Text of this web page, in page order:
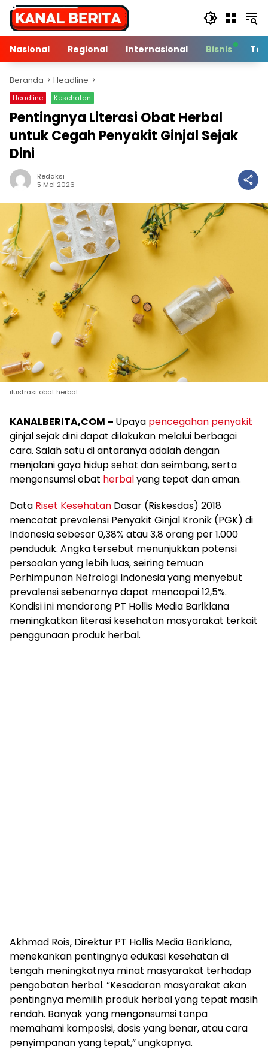
Langsung
konten
Nasional
Regional Internasional Bisnis
Beranda Headline
Headline Kesehatan
Pentingnya Literasi Obat Herbal
untuk Cegah Penyakit Ginjal Sejak
Dini
Redaksi
5 Mei 2026
ilustrasi obat herbal
KANALBERITA,COM – Upaya pencegahan penyakit
ginjal sejak dini dapat dilakukan melalui berbagai
cara. Salah satu di antaranya adalah dengan
menjalani gaya hidup sehat dan seimbang, serta
mengonsumsi obat herbalyang tepat dan aman.
Data Riset Kesehatan Dasar (Riskesdas) 2018
mencatat prevalensi Penyakit Ginjal Kronik (PGK) di
Indonesia sebesar 0,38% atau 3,8 orang per 1.000
penduduk. Angka tersebut menunjukkan potensi
persoalan yang lebih luas, seiring temuan
Perhimpunan Nefrologi Indonesia yang menyebut
prevalensi sebenarnya dapat mencapai 12,5%.
Kondisi ini mendorong PT Hollis Media Bariklana
meningkatkan literasi kesehatan masyarakat terkait
penggunaan produk herbal.
Akhmad Rois, Direktur PT Hollis Media Bariklana,
menekankan pentingnya edukasi kesehatan di
tengah meningkatnya minat masyarakat terhadap
pengobatan herbal. “Kesadaran masyarakat akan
pentingnya memilih produk herbal yang tepat masih
rendah. Banyak yang mengonsumsi tanpa
memahami komposisi, dosis yang benar, atau cara
penyimpanan yang tepat,” ungkapnya.